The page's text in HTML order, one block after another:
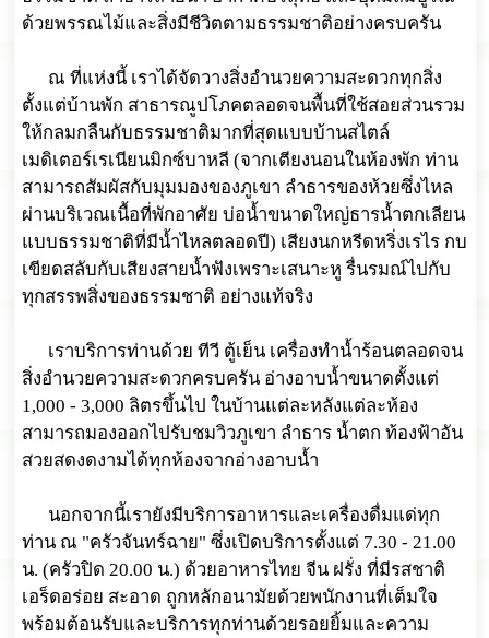
ด้วยพรรณไม้และสิ่งมีชีวิตตามธรรมชาติอย่างครบครัน
ณ ที่แห่งนี้ เราได้จัดวางสิ่งอำนวยความสะดวกทุกสิ่ง
ตั้งแต่บ้านพัก สาธารณูปโภคตลอดจนพื้นที่ใช้สอยส่วนรวม
ให้กลมกลืนกับธรรมชาติมากที่สุดแบบบ้านสไตล์
เมดิเตอร์เรเนียนมิกซ์บาหลี (จากเตียงนอนในห้องพัก ท่าน
สามารถสัมผัสกับมุมมองของภูเขา ลำธารของห้วยซึ่งไหล
ผ่านบริเวณเนื้อที่พักอาศัย บ่อน้ำขนาดใหญ่ธารน้ำตกเลียน
แบบธรรมชาติที่มีน้ำไหลตลอดปี) เสียงนกหรีดหริ่งเรไร กบ
เขียดสลับกับเสียงสายน้ำฟังเพราะเสนาะหู รื่นรมณ์ไปกับ
ทุกสรรพสิ่งของธรรมชาติ อย่างแท้จริง
เราบริการท่านด้วย ทีวี ตู้เย็น เครื่องทำน้ำร้อนตลอดจน
สิ่งอำนวยความสะดวกครบครัน อ่างอาบน้ำขนาดตั้งแต่
1,000 - 3,000 ลิตรขึ้นไป ในบ้านแต่ละหลังแต่ละห้อง
สามารถมองออกไปรับชมวิวภูเขา ลำธาร น้ำตก ท้องฟ้าอัน
สวยสดงดงามได้ทุกห้องจากอ่างอาบน้ำ
นอกจากนี้เรายังมีบริการอาหารและเครื่องดื่มแด่ทุก
ท่าน ณ "ครัวจันทร์ฉาย" ซึ่งเปิดบริการตั้งแต่ 7.30 - 21.00
น. (ครัวปิด 20.00 น.) ด้วยอาหารไทย จีน ฝรั่ง ที่มีรสชาติ
เอร็ดอร่อย สะอาด ถูกหลักอนามัยด้วยพนักงานที่เต็มใจ
พร้อมต้อนรับและบริการทุกท่านด้วยรอยยิ้มและความ